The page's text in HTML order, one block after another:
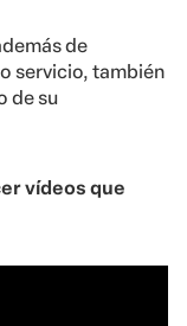
de
servicio, también
de su
vídeos que